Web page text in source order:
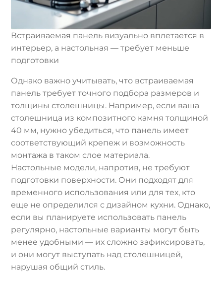
Встраиваемая панель визуально вплетается в
интерьер, а настольная — требует меньше
подготовки
Однако важно учитывать, что встраиваемая
панель требует точного подбора размеров и
толщины столешницы. Например, если ваша
столешница из композитного камня толщиной
40 мм, нужно убедиться, что панель имеет
соответствующий крепеж и возможность
монтажа в таком слое материала.
Настольные модели, напротив, не требуют
подготовки поверхности. Они подходят для
временного использования или для тех, кто
еще не определился с дизайном кухни. Однако,
если вы планируете использовать панель
регулярно, настольные варианты могут быть
менее удобными — их сложно зафиксировать,
и они могут выступать над столешницей,
нарушая общий стиль.